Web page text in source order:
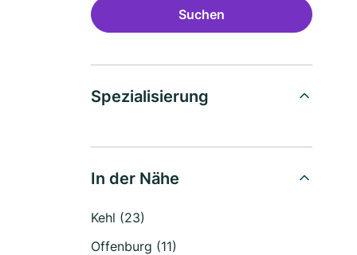
Suchen
Spezialisierung
In der Nähe
Kehl (23)
Offenburg (11)